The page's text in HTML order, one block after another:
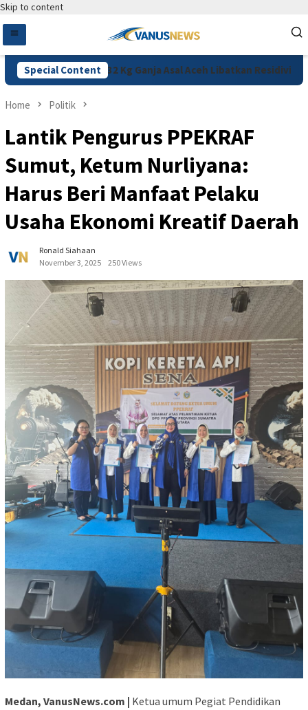
Skip to content
Special Content
Ungkap 132 Kg Ganja Asal Aceh Libatkan Residivis
Home Politik
Lantik Pengurus PPEKRAF
Sumut, Ketum Nurliyana:
Harus Beri Manfaat Pelaku
Usaha Ekonomi Kreatif Daerah
Ronald Siahaan
November 3, 2025
250 Views
Medan, VanusNews.com | Ketua umum Pegiat Pendidikan